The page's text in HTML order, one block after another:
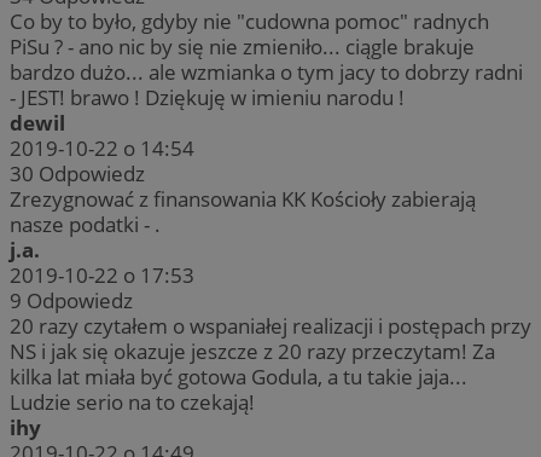
Co by to było, gdyby nie "cudowna pomoc" radnych
PiSu ? - ano nic by się nie zmieniło... ciągle brakuje
bardzo dużo... ale wzmianka o tym jacy to dobrzy radni
- JEST! brawo ! Dziękuję w imieniu narodu !
dewil
2019-10-22 o 14:54
30 Odpowiedz
Zrezygnować z finansowania KK Kościoły zabierają
nasze podatki - .
j.a.
2019-10-22 o 17:53
9 Odpowiedz
20 razy czytałem o wspaniałej realizacji i postępach przy
NS i jak się okazuje jeszcze z 20 razy przeczytam! Za
kilka lat miała być gotowa Godula, a tu takie jaja...
Ludzie serio na to czekają!
ihy